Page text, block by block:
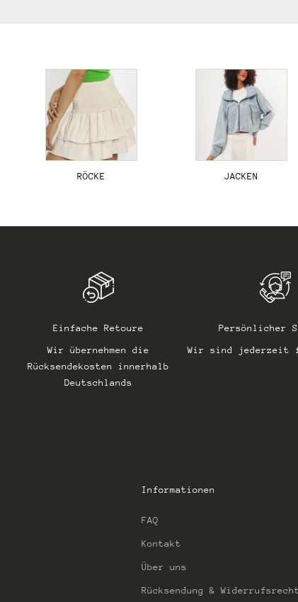
RÖCKE JACKEN
Einfache Retoure
Wir übernehmen die
Rücksendekosten innerhalb
Deutschlands
Persönlicher
Wir sind jederzeit
Informationen
FAQ
Kontakt
Über uns
Rücksendung &